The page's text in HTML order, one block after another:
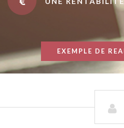
EXEMPLE DE